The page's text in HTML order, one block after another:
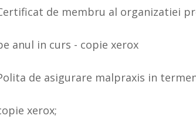
de membru al organizatiei
anul in curs - copie xerox
de asigurare malpraxis in
xerox;